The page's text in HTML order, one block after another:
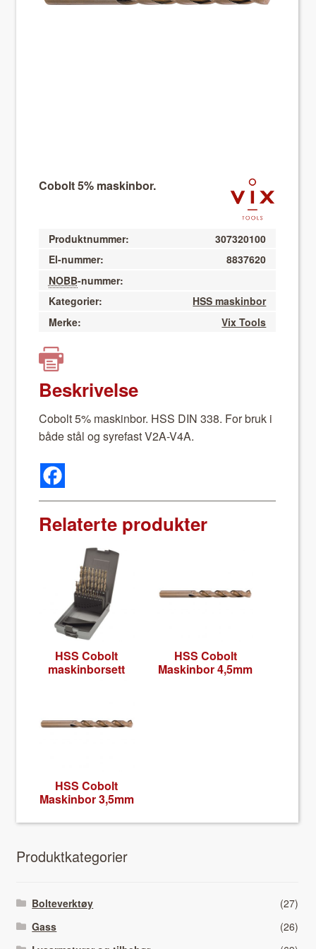
Cobolt 5% maskinbor.
Produktnummer:
307320100
El-nummer:
8837620
NOBB-nummer:
Kategorier:
HSS maskinbor
Merke:
Vix Tools
Beskrivelse
Cobolt 5% mask­in­bor. HSS DIN 338. For bruk i
både stål og syre­fast V2A-V4A.
Relaterte produkter
HSS Cobolt
mask­in­borsett
HSS Cobolt
Mask­in­bor 4,5mm
HSS Cobolt
Mask­in­bor 3,5mm
Pro­duk­tkat­e­gori­er
Bolteverktøy
(27)
Gass
(26)